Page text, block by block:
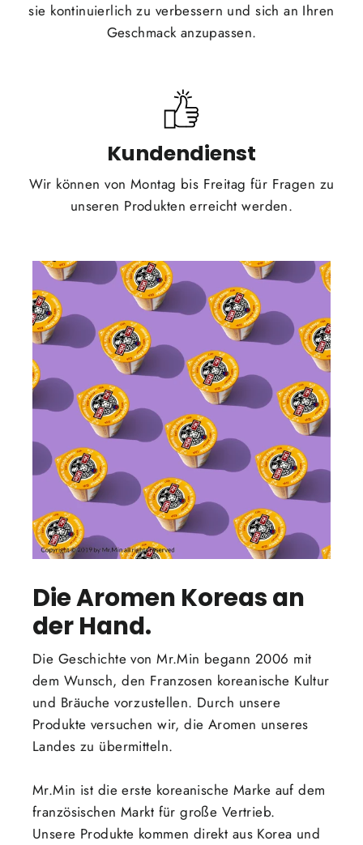
sie kontinuierlich zu verbessern und sich an Ihren
Geschmack anzupassen.
Kundendienst
Wir können von Montag bis Freitag für Fragen zu
unseren Produkten erreicht werden.
Die Aromen Koreas an
der Hand.
Die Geschichte von Mr.Min begann 2006 mit
dem Wunsch, den Franzosen koreanische Kultur
und Bräuche vorzustellen. Durch unsere
Produkte versuchen wir, die Aromen unseres
Landes zu übermitteln.
Mr.Min ist die erste koreanische Marke auf dem
französischen Markt für große Vertrieb.
Unsere Produkte kommen direkt aus Korea und